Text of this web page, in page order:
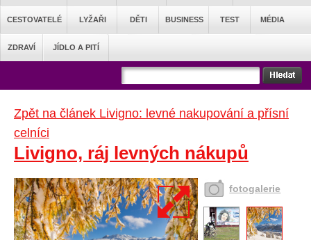
CESTOVATELÉ LYŽAŘI DĚTI BUSINESS TEST MÉDIA
ZDRAVÍ JÍDLO A PITÍ
Zpět na článek Livigno: levné nakupování a přísní
celníci
Livigno, ráj levných nákupů
fotogalerie